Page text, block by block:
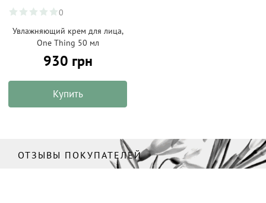
0
Увлажняющий крем для лица,
One Thing 50 мл
930 грн
Купить
ОТЗЫВЫ ПОКУПАТЕЛЕЙ